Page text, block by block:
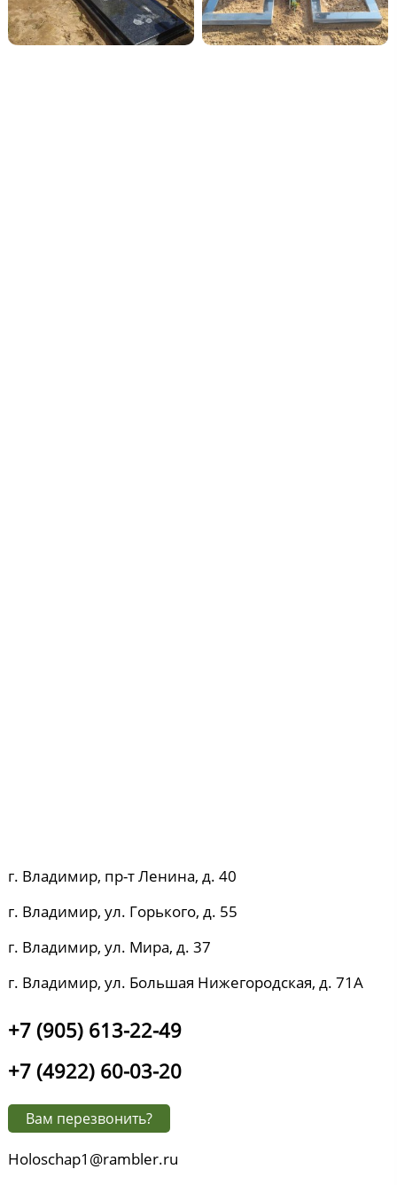
г. Владимир, пр-т Ленина, д. 40
г. Владимир, ул. Горького, д. 55
г. Владимир, ул. Мира, д. 37
г. Владимир, ул. Большая Нижегородская, д. 71А
+7 (905) 613-22-49
+7 (4922) 60-03-20
Вам перезвонить?
Holoschap1@rambler.ru